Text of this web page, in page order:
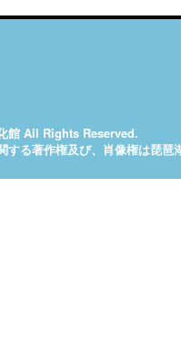
館 All Rights Reserved.
する著作権及び、肖像権は琵